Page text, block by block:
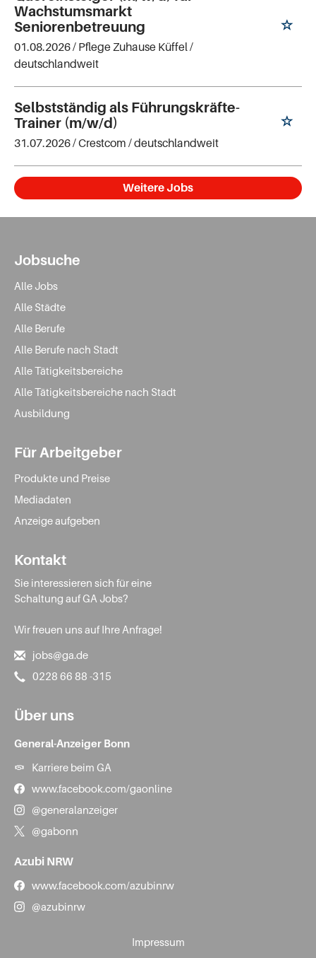
Wachstumsmarkt
Seniorenbetreuung
01.08.2026 / Pflege Zuhause Küffel/
deutschlandweit
Selbstständig als Führungskräfte-
Trainer (m/w/d)
31.07.2026 /Crestcom / deutschlandweit
Weitere Jobs
Jobsuche
Alle Jobs
Alle Städte
Alle Berufe
Alle Berufe nach Stadt
Alle Tätigkeitsbereiche
Alle Tätigkeitsbereiche nach Stadt
Ausbildung
Für Arbeitgeber
Produkte und Preise
Mediadaten
Anzeige aufgeben
Kontakt
Sie interessieren sich für eine
Schaltung auf GA Jobs?
Wir freuen uns auf Ihre Anfrage!
jobs@ga.de
0228 66 88 -315
Über uns
General-Anzeiger Bonn
Karriere beim GA
www.facebook.com/gaonline
@generalanzeiger
@gabonn
Azubi NRW
www.facebook.com/azubinrw
@azubinrw
Impressum